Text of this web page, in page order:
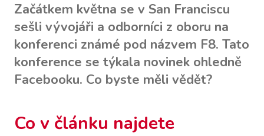
Začátkem května se v San Franciscu
sešli vývojáři a odborníci z oboru na
konferenci známé pod názvem F8. Tato
konference se týkala novinek ohledně
Facebooku. Co byste měli vědět?
Co v článku najdete